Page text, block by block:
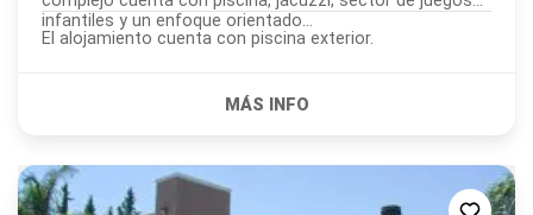
infantiles y un enfoque orientado...
El alojamiento cuenta con piscina exterior.